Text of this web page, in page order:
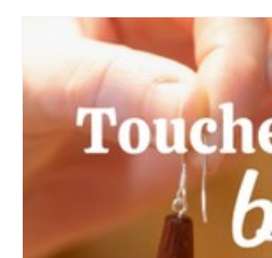
Les
être
sur
la